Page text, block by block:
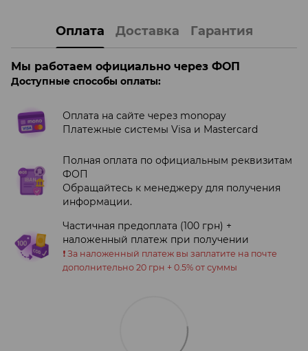
Оплата Доставка Гарантия
Мы работаем официально через ФОП
Доступные способы оплаты:
Оплата на сайте через monopay
Платежные системы Visa и Mastercard
Полная оплата по официальным реквизитам
ФОП
Обращайтесь к менеджеру для получения
информации.
Частичная предоплата (100 грн) +
наложенный платеж при получении
❗️ За наложенный платеж вы заплатите на почте
дополнительно 20 грн + 0.5% от суммы